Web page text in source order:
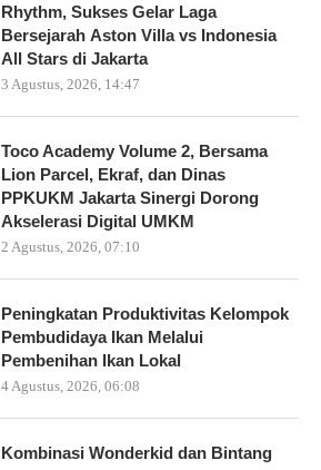
Rhythm, Sukses Gelar Laga
Bersejarah Aston Villa vs Indonesia
All Stars di Jakarta
3 Agustus, 2026, 14:47
Toco Academy Volume 2, Bersama
Lion Parcel, Ekraf, dan Dinas
PPKUKM Jakarta Sinergi Dorong
Akselerasi Digital UMKM
2 Agustus, 2026, 07:10
Peningkatan Produktivitas Kelompok
Pembudidaya Ikan Melalui
Pembenihan Ikan Lokal
4 Agustus, 2026, 06:08
Kombinasi Wonderkid dan Bintang